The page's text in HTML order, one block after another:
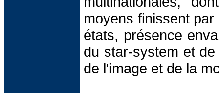
moyens finissent
états, présence
du star-system et
de l'image et de la